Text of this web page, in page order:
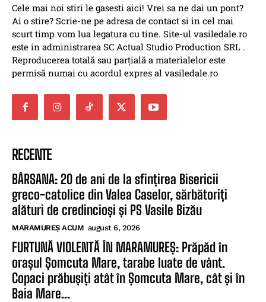
Cele mai noi stiri le gasesti aici! Vrei sa ne dai un pont?
Ai o stire? Scrie-ne pe adresa de contact si in cel mai
scurt timp vom lua legatura cu tine. Site-ul vasiledale.ro
este in administrarea SC Actual Studio Production SRL .
Reproducerea totală sau parțială a materialelor este
permisă numai cu acordul expres al vasiledale.ro
RECENTE
BÂRSANA: 20 de ani de la sfințirea Bisericii
greco-catolice din Valea Caselor, sărbătoriți
alături de credincioși și PS Vasile Bizău
MARAMUREȘ ACUM august 6, 2026
FURTUNĂ VIOLENTĂ ÎN MARAMUREȘ: Prăpăd în
orașul Șomcuta Mare, tarabe luate de vânt.
Copaci prăbușiți atât în Șomcuta Mare, cât și în
Baia Mare...